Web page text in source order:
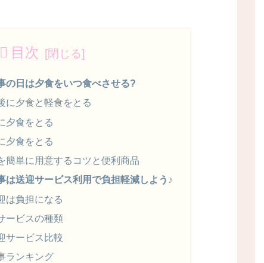
目次
の日は夕食をいつ食べさせる?
に夕食と軽食をとる
夕食をとる
夕食をとる
簡単に用意するコツと便利商品
は送迎サービス利用で負担軽減しよう♪
は負担になる
ービスの種類
サービス比較
ランキング